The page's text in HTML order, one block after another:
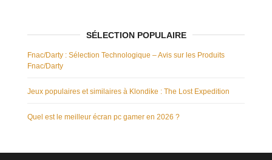
SÉLECTION POPULAIRE
Fnac/Darty : Sélection Technologique – Avis sur les Produits
Fnac/Darty
Jeux populaires et similaires à Klondike : The Lost Expedition
Quel est le meilleur écran pc gamer en 2026 ?